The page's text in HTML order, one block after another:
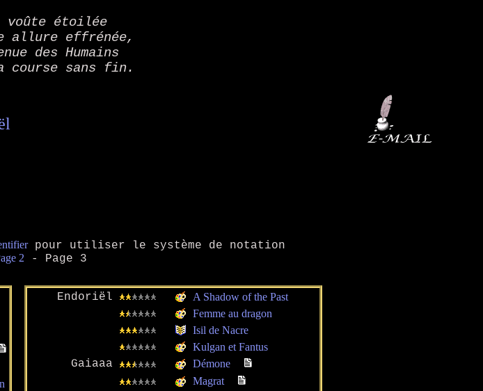
voûte étoilée
allure effrénée,
des Humains
course sans fin.
pour utiliser le système de notation
2 - Page 3
Endoriël
A Shadow of the Past
Femme au dragon
Isil de Nacre
Kulgan et Fantus
Gaiaaa
Démone
Magrat